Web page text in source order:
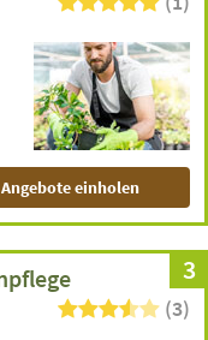
einholen
3
(3)